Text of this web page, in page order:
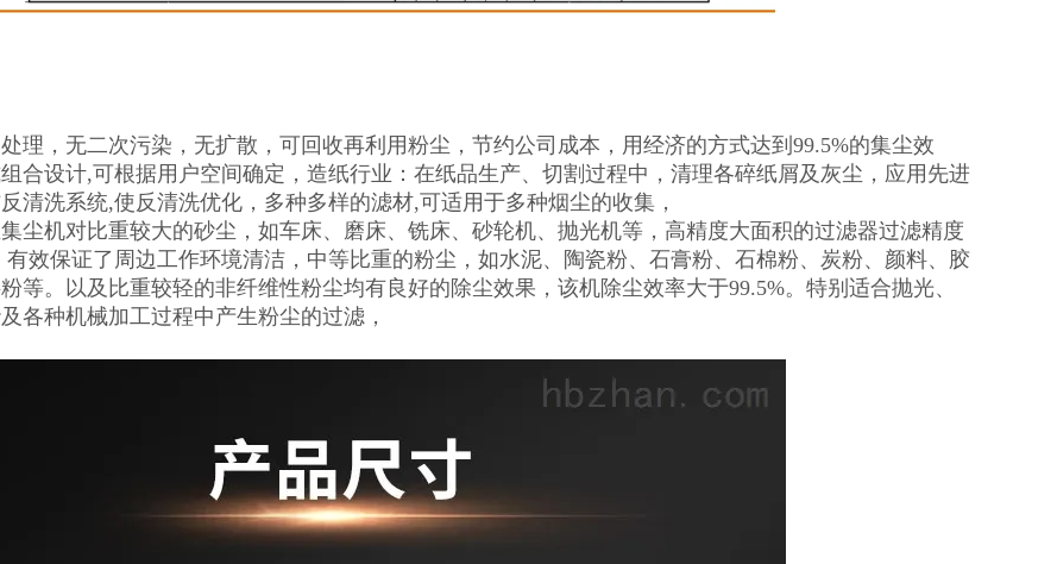
理，无二次污染，无扩散，可回收再利用粉尘，节约公司成本，用经济的方式达到99.5%的集尘效
合设计,可根据用户空间确定，造纸行业：在纸品生产、切割过程中，清理各碎纸屑及灰尘，应用先进
清洗系统,使反清洗优化，多种多样的滤材,可适用于多种烟尘的收集，
尘机对比重较大的砂尘，如车床、磨床、铣床、砂轮机、抛光机等，高精度大面积的过滤器过滤精度
有效保证了周边工作环境清洁，中等比重的粉尘，如水泥、陶瓷粉、石膏粉、石棉粉、炭粉、颜料、胶
等。以及比重较轻的非纤维性粉尘均有良好的除尘效果，该机除尘效率大于99.5%。特别适合抛光、
各种机械加工过程中产生粉尘的过滤，